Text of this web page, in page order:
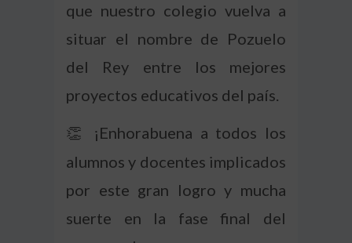
que nuestro colegio vuelva a
situar el nombre de Pozuelo
del Rey entre los mejores
proyectos educativos del país.
👏
¡Enhorabuena a todos los
alumnos y docentes implicados
por este gran logro y mucha
suerte en la fase final del